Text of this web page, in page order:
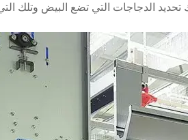
الدجاجات التي تضع البيض وتلك